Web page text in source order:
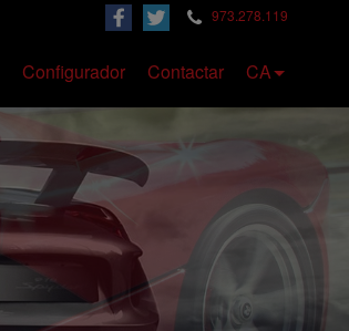
973.278.119
Configurador Contactar CA